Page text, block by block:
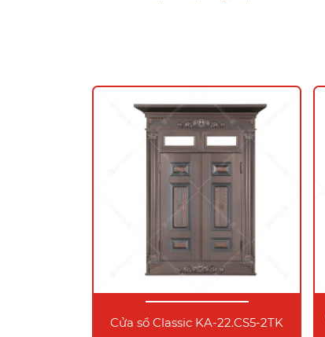
Cửa sổ Classic KA-22.CS5-2TK